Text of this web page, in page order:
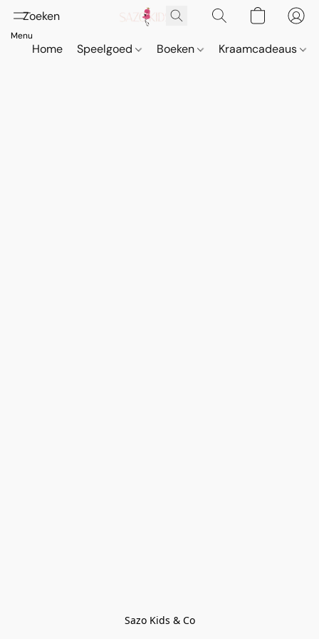
Home Speelgoed Boeken Kraamcadeaus
Sazo Kids & Co